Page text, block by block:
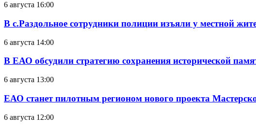
6 августа 16:00
В с.Раздольное сотрудники полиции изъяли у местной
6 августа 14:00
В ЕАО обсудили стратегию сохранения исторической
6 августа 13:00
ЕАО станет пилотным регионом нового проекта
6 августа 12:00